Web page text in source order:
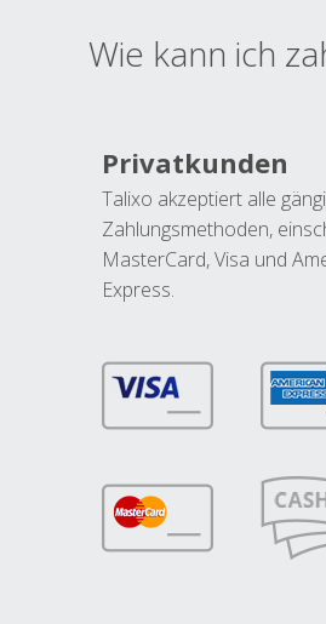
Wie kann ich
Privatkunden
Talixo akzeptiert alle
Zahlungsmethoden,
MasterCard, Visa und
Express.